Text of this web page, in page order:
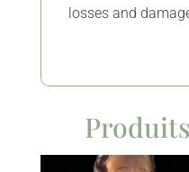
losses and